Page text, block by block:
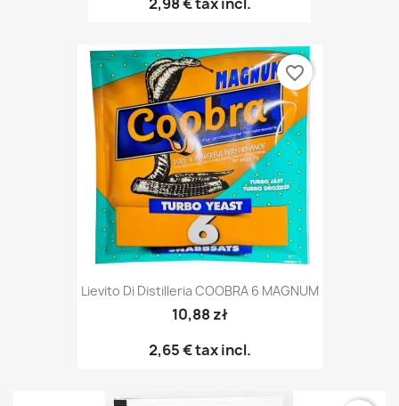
Lievito Di Distilleria COOBRA 6 MAGNUM
10,88 zł
2,65 €tax incl.
favorite_border